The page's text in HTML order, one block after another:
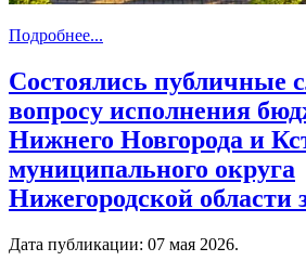
Подробнее...
Состоялись публичные
вопросу исполнения
Нижнего Новгорода и
муниципального округа
Нижегородской области
Дата публикации: 07 мая 2026.